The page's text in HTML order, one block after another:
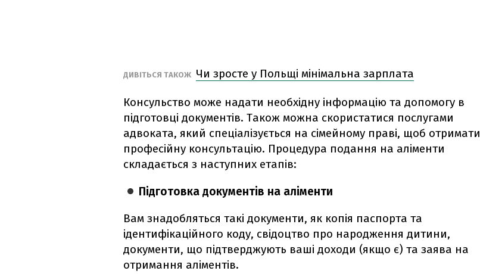
ДИВІТЬСЯ ТАКОЖ Чи зросте у Польщі мінімальна зарплата
Консульство може надати необхідну інформацію та допомогу в
підготовці документів. Також можна скористатися послугами
адвоката, який спеціалізується на сімейному праві, щоб отримати
професійну консультацію. Процедура подання на аліменти
складається з наступних етапів:
Підготовка документів на аліменти
Вам знадобляться такі документи, як копія паспорта та
ідентифікаційного коду, свідоцтво про народження дитини,
документи, що підтверджують ваші доходи (якщо є) та заява на
отримання аліментів.